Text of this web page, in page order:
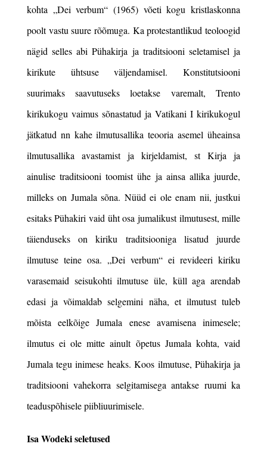
kohta „Dei verbum“ (1965) võeti kogu kristlaskonna
poolt vastu suure rõõmuga. Ka protestantlikud teoloogid
nägid selles abi Pühakirja ja traditsiooni seletamisel ja
kirikute ühtsuse väljendamisel. Konstitutsiooni
suurimaks saavutuseks loetakse varemalt, Trento
kirikukogu vaimus sõnastatud ja Vatikani I kirikukogul
jätkatud nn kahe ilmutusallika teooria asemel üheainsa
ilmutusallika avastamist ja kirjeldamist, st Kirja ja
ainulise traditsiooni toomist ühe ja ainsa allika juurde,
milleks on Jumala sõna. Nüüd ei ole enam nii, justkui
esitaks Pühakiri vaid üht osa jumalikust ilmutusest, mille
täienduseks on kiriku traditsiooniga lisatud juurde
ilmutuse teine osa. „Dei verbum“ ei revideeri kiriku
varasemaid seisukohti ilmutuse üle, küll aga arendab
edasi ja võimaldab selgemini näha, et ilmutust tuleb
mõista eelkõige Jumala enese avamisena inimesele;
ilmutus ei ole mitte ainult õpetus Jumala kohta, vaid
Jumala tegu inimese heaks. Koos ilmutuse, Pühakirja ja
traditsiooni vahekorra selgitamisega antakse ruumi ka
teaduspõhisele piibliuurimisele.
Isa Wodeki seletused